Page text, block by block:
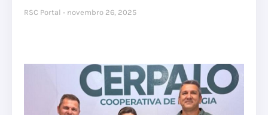
RSC Portal novembro 26, 2025